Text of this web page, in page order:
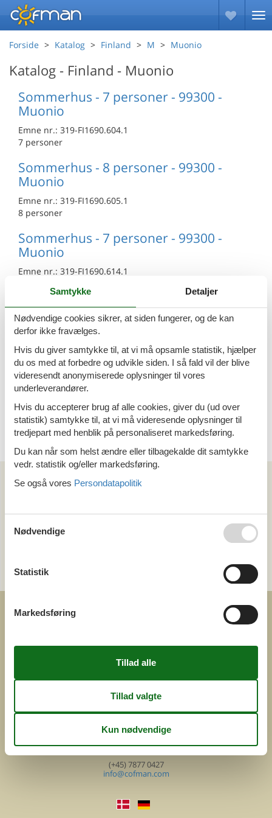
Forside Katalog Finland M Muonio
Katalog - Finland - Muonio
Sommerhus - 7 personer - 99300 -
Muonio
Emne nr.: 319-FI1690.604.1
7 personer
Sommerhus - 8 personer - 99300 -
Muonio
Emne nr.: 319-FI1690.605.1
8 personer
Sommerhus - 7 personer - 99300 -
Muonio
Emne nr.: 319-FI1690.614.1
Sommerhus - 4 personer - 99360 -
Muonio
4 personer
Sommerhus - 5 personer - 99300 -
Muonio
Emne nr.:319-FI1690.608.1
5 personer
Kan vi hjælpe?
COFMAN.COM
ved
Feline Holidays A/S
Nygade 8b. 2. th
DK-7400 Herning
Cofman.com
Momsnr.: DK26347688
(+45) 7877 0427
info@cofman.com
Samtykke Detaljer
Nødvendige cookies sikrer, at siden fungerer, og de kan
derfor ikke fravælges.
Hvis du giver samtykke til, at vi må opsamle statistik, hjælper
du os med at forbedre og udvikle siden. I så fald vil der blive
videresendt anonymiserede oplysninger til vores
underleverandører.
Hvis du accepterer brug af alle cookies, giver du (ud over
statistik) samtykke til, at vi må videresende oplysninger til
tredjepart med henblik på personaliseret markedsføring.
Du kan når som helst ændre eller tilbagekalde dit samtykke
vedr. statistik og/eller markedsføring.
Se også vores Persondatapolitik
Nødvendige
Statistik
Markedsføring